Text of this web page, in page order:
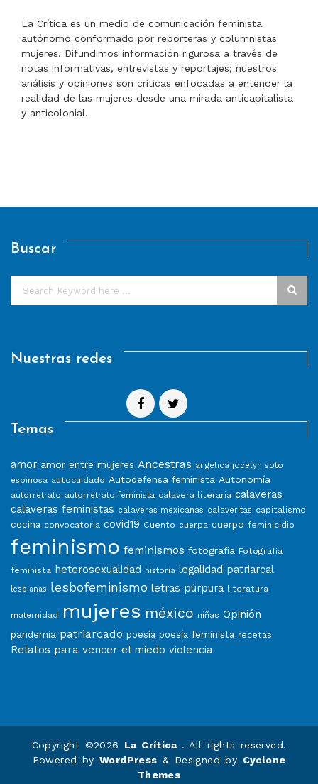
La Crítica es un medio de comunicación feminista
autónomo conformado por reporteras y columnistas
mujeres. Difundimos información rigurosa a través de
notas informativas, entrevistas y reportajes; nuestros
análisis y opiniones son críticas enfocadas a entender la
realidad de las mujeres desde una mirada anticapitalista
y anticolonial.
Buscar
Nuestras redes
Temas
amor amor entre mujeres Ancestras angélica jocelyn soto
espinosa autocuidado Autodefensa feminista Autonomía
autorretrato autorretrato feminista calavera literaria calaveras
calaveras feministas calaveras mexicanas calaveritas capitalismo
cocina convocatoria covid19 Cuento cuerpa cuerpo feminicidio
feminismo feminismos fotografía Fotografía
feminista heterosexualidad historia legalidad patriarcal
lesbianas lesbofeminismo letras púrpura literatura
maternidad mujeres méxico niñas Opinión
pandemia patriarcado poesía poesía feminista recetas
Relatos para vencer el miedo violencia
Copyright ©2026 La Crítica . All rights reserved.
Powered by WordPress & Designed by Cyclone
Themes